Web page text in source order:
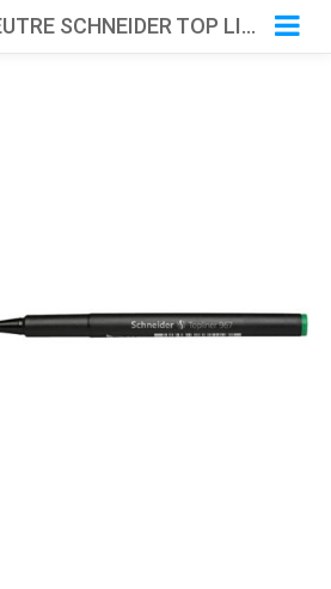
STYLO FEUTRE SCHNEIDER TOP LINER 967 0.4MM VERT